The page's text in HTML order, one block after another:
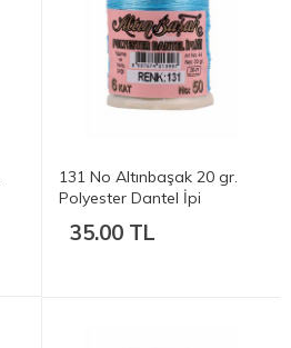
131 No Altınbaşak 20 gr.
Polyester Dantel İpi
35.00 TL